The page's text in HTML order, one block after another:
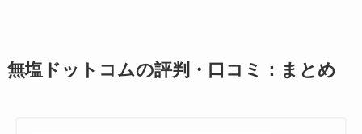
無塩ドットコムの評判・口コミ：まとめ